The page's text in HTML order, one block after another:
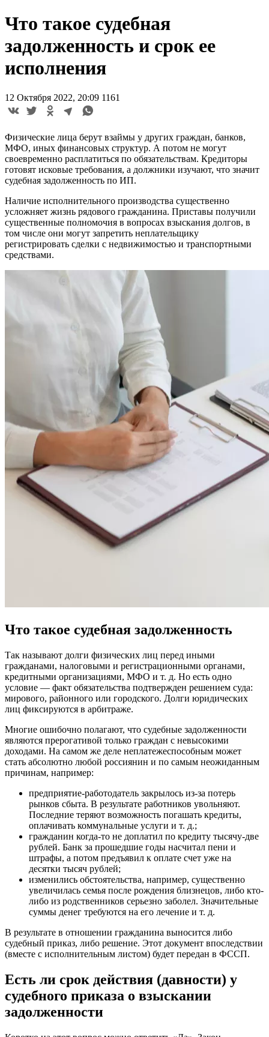
Что такое судебная
задолженность и срок ее
исполнения
12 Октября 2022, 20:09 1161
Физические лица берут взаймы у других граждан, банков,
МФО, иных финансовых структур. А потом не могут
своевременно расплатиться по обязательствам. Кредиторы
готовят исковые требования, а должники изучают, что значит
судебная задолженность по ИП.
Наличие исполнительного производства существенно
усложняет жизнь рядового гражданина. Приставы получили
существенные полномочия в вопросах взыскания долгов, в
том числе они могут запретить неплательщику
регистрировать сделки с недвижимостью и транспортными
средствами.
Что такое судебная задолженность
Так называют долги физических лиц перед иными
гражданами, налоговыми и регистрационными органами,
кредитными организациями, МФО и т. д. Но есть одно
условие — факт обязательства подтвержден решением суда:
мирового, районного или городского. Долги юридических
лиц фиксируются в арбитраже.
Многие ошибочно полагают, что судебные задолженности
являются прерогативой только граждан с невысокими
доходами. На самом же деле неплатежеспособным может
стать абсолютно любой россиянин и по самым неожиданным
причинам, например:
предприятие-работодатель закрылось из-за потерь
рынков сбыта. В результате работников увольняют.
Последние теряют возможность погашать кредиты,
оплачивать коммунальные услуги и т. д.;
гражданин когда-то не доплатил по кредиту тысячу-две
рублей. Банк за прошедшие годы насчитал пени и
штрафы, а потом предъявил к оплате счет уже на
десятки тысяч рублей;
изменились обстоятельства, например, существенно
увеличилась семья после рождения близнецов, либо кто-
либо из родственников серьезно заболел. Значительные
суммы денег требуются на его лечение и т. д.
В результате в отношении гражданина выносится либо
судебный приказ, либо решение. Этот документ впоследствии
(вместе с исполнительным листом) будет передан в ФССП.
Есть ли срок действия (давности) у
судебного приказа о взыскании
задолженности